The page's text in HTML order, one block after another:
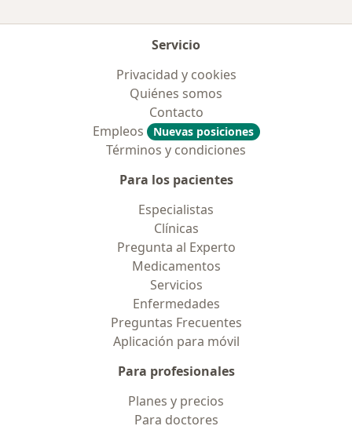
Servicio
Privacidad y cookies
Quiénes somos
Contacto
Empleos
Nuevas posiciones
Términos y condiciones
Para los pacientes
Especialistas
Clínicas
Pregunta al Experto
Medicamentos
Servicios
Enfermedades
Preguntas Frecuentes
Aplicación para móvil
Para profesionales
Planes y precios
Para doctores